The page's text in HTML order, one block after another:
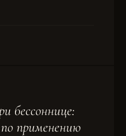
бессоннице:
применению